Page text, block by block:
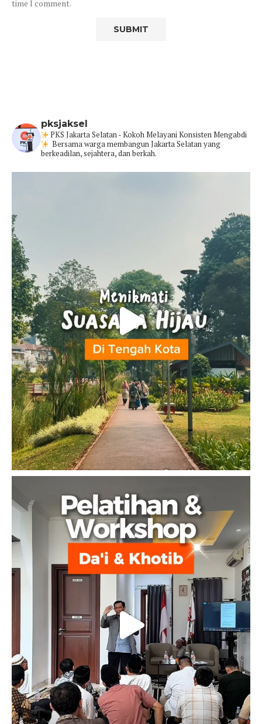
time I comment.
pksjaksel
PKS Jakarta Selatan - Kokoh Melayani Konsisten Mengabdi
Bersama warga membangun Jakarta Selatan yang
berkeadilan, sejahtera, dan berkah.